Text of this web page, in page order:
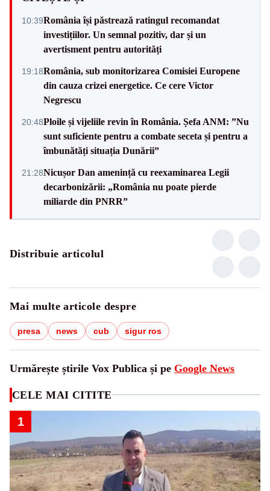
10:39România își păstrează ratingul recomandat
investițiilor. Un semnal pozitiv, dar și un
avertisment pentru autorități
19:18România, sub monitorizarea Comisiei Europene
din cauza crizei energetice. Ce cere Victor
Negrescu
20:48Ploile și vijeliile revin în România. Șefa ANM: ”Nu
sunt suficiente pentru a combate seceta și pentru a
îmbunătăți situația Dunării”
21:28Nicușor Dan amenință cu reexaminarea Legii
decarbonizării: „România nu poate pierde
miliarde din PNRR”
Distribuie articolul
Mai multe articole despre
presa news cub sigur ros
Urmărește știrile Vox Publica și pe Google News
CELE MAI CITITE
1